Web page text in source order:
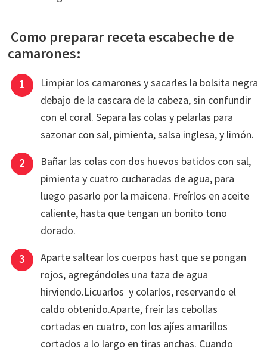
Como preparar receta escabeche de
camarones:
Limpiar los camarones y sacarles la bolsita negra
debajo de la cascara de la cabeza, sin confundir
con el coral. Separa las colas y pelarlas para
sazonar con sal, pimienta, salsa inglesa, y limón.
Bañar las colas con dos huevos batidos con sal,
pimienta y cuatro cucharadas de agua, para
luego pasarlo por la maicena. Freírlos en aceite
caliente, hasta que tengan un bonito tono
dorado.
Aparte saltear los cuerpos hast que se pongan
rojos, agregándoles una taza de agua
hirviendo.Licuarlos y colarlos, reservando el
caldo obtenido.Aparte, freír las cebollas
cortadas en cuatro, con los ajíes amarillos
cortados a lo largo en tiras anchas. Cuando